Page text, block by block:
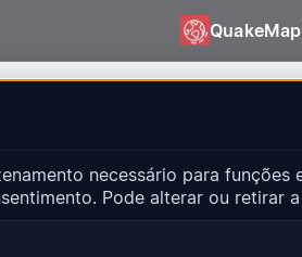
necessário para
Pode alterar ou retirar